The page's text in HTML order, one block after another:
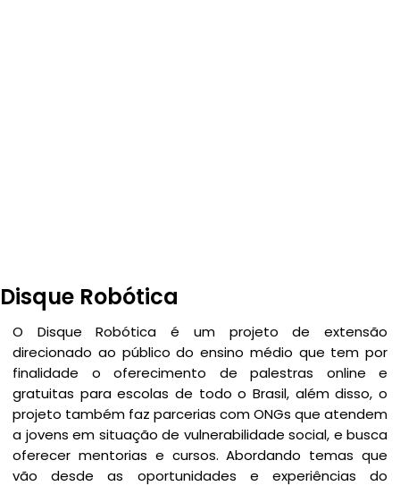
Disque Robótica
O Disque Robótica é um projeto de extensão
direcionado ao público do ensino médio que tem por
finalidade o oferecimento de palestras online e
gratuitas para escolas de todo o Brasil, além disso, o
projeto também faz parcerias com ONGs que atendem
a jovens em situação de vulnerabilidade social, e busca
oferecer mentorias e cursos. Abordando temas que
vão desde as oportunidades e experiências do